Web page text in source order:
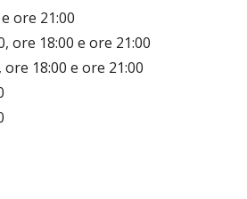
ore 21:00
ore 18:00 e ore 21:00
ore 18:00 e ore 21:00